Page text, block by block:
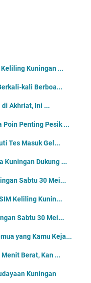
Kuningan ...
kali Berboa...
di Akhriat, Ini ...
Poin Penting Pesik ...
Tes Masuk Gel...
Kuningan Dukung ...
Sabtu 30 Mei...
Keliling Kunin...
Sabtu 30 Mei...
yang Kamu Keja...
Berat, Kan ...
Kuningan